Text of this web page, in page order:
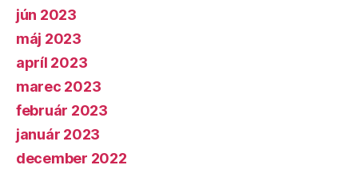
jún 2023
máj 2023
apríl 2023
marec 2023
február 2023
január 2023
december 2022